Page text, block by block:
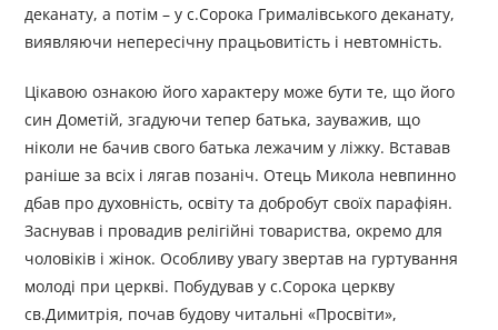
деканату, а потім – у с.Сорока Грималівського деканату,
виявляючи непересічну працьовитість і невтомність.
Цікавою ознакою його характеру може бути те, що його
син Дометій, згадуючи тепер батька, зауважив, що
ніколи не бачив свого батька лежачим у ліжку. Вставав
раніше за всіх і лягав позаніч. Отець Микола невпинно
дбав про духовність, освіту та добробут своїх парафіян.
Заснував і провадив релігійні товариства, окремо для
чоловіків і жінок. Особливу увагу звертав на гуртування
молоді при церкві. Побудував у с.Сорока церкву
св.Димитрія, почав будову читальні «Просвіти»,